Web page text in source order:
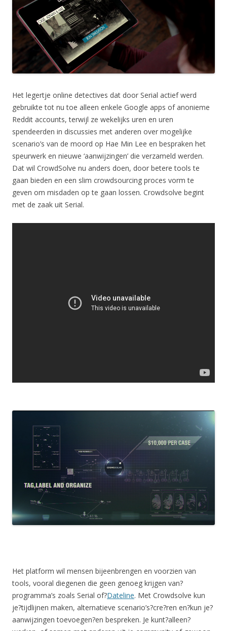
Het legertje online detectives dat door Serial actief werd
gebruikte tot nu toe alleen enkele Google apps of anonieme
Reddit accounts, terwijl ze wekelijks uren en uren
spendeerden in discussies met anderen over mogelijke
scenario’s van de moord op Hae Min Lee en bespraken het
speurwerk en nieuwe ‘aanwijzingen’ die verzameld werden.
Dat wil CrowdSolve nu anders doen, door betere tools te
gaan bieden en een slim crowdsourcing proces vorm te
geven om misdaden op te gaan lossen. Crowdsolve begint
met de zaak uit Serial.
Het platform wil mensen bijeenbrengen en voorzien van
tools, vooral diegenen die geen genoeg krijgen van?
programma’s zoals Serial of?Dateline. Met Crowdsolve kun
je?tijdlijnen maken, alternatieve scenario’s?cre?ren en?kun je?
aanwijzingen toevoegen?en bespreken. Je kunt?alleen?